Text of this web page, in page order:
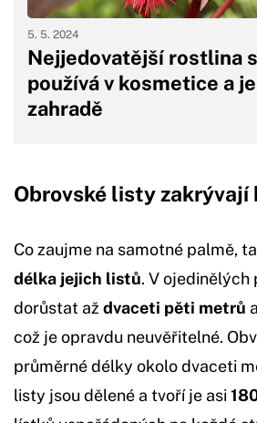
Nejjedovatější rostlina
používá v kosmetice a
zahradě
5. 5. 2024
Obrovské listy zakrývají
Co zaujme na samotné palmě,
délka jejich listů. V ojedinělých
dorůstat až dvaceti pěti metrů
což je opravdu neuvěřitelné.
průměrné délky okolo dvaceti
listy jsou dělené a tvoří je asi